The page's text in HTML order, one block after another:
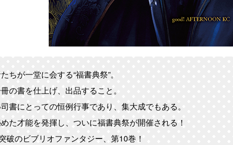
ちが一堂に会する“福書典祭”。
の書を仕上げ、出品すること。
書にとっての恒例行事であり、集大成でもある。
た才能を発揮し、ついに福書典祭が開催される！
破のビブリオファンタジー、第10巻！